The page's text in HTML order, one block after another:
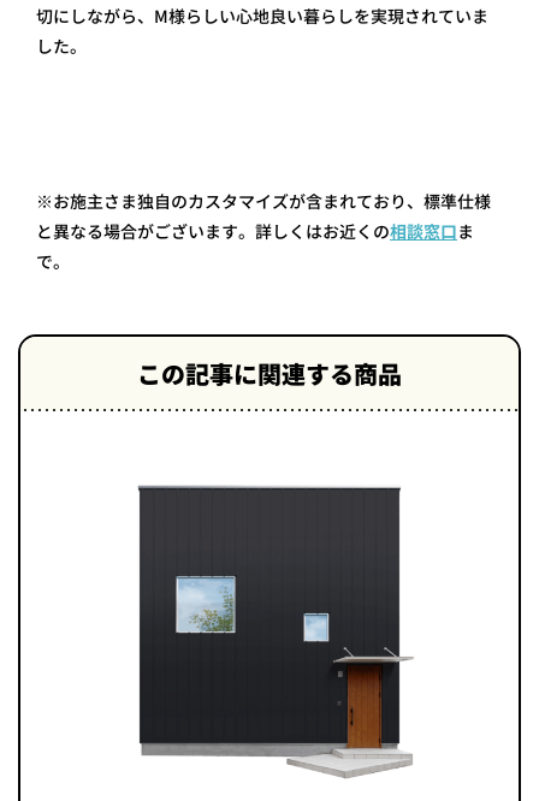
切にしながら、M様らしい心地良い暮らしを実現されていま
した。
※お施主さま独自のカスタマイズが含まれており、標準仕様
と異なる場合がございます。詳しくはお近くの相談窓口ま
で。
この記事に関連する商品